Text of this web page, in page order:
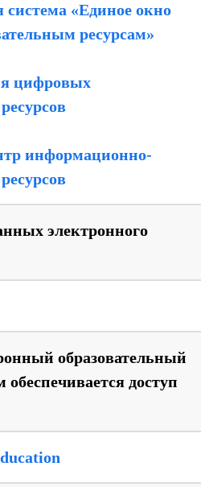
«Единое окно
ресурсам»
цифровых
информационно-
электронного
образовательный
доступ